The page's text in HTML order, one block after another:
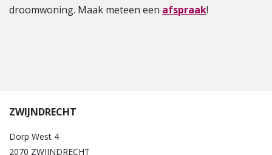
droomwoning. Maak meteen een afspraak!
ZWIJNDRECHT
Dorp West 4
2070 ZWIJNDRECHT